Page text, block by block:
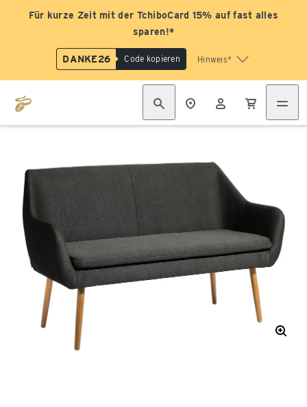
Für kurze Zeit mit der TchiboCard 15% auf fast alles
sparen!*
DANKE26 Code kopieren Hinweis*